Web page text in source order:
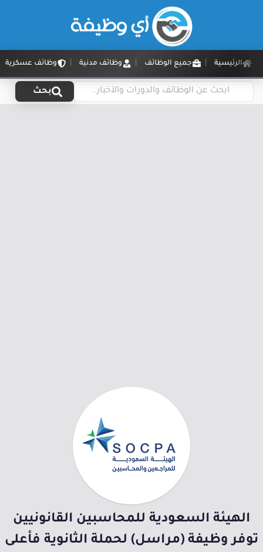
الرئيسية جميع الوظائف وظائف مدنية وظائف عسكرية
بحث
الهيئة السعودية للمحاسبين القانونيين
توفر وظيفة (مراسل) لحملة الثانوية فأعلى